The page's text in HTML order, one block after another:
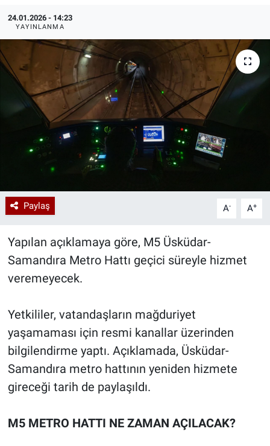
24.01.2026 - 14:23
YAYINLANMA
Paylaş A- A+
Yapılan açıklamaya göre, M5 Üsküdar-
Samandıra Metro Hattı geçici süreyle hizmet
veremeyecek.
Yetkililer, vatandaşların mağduriyet
yaşamaması için resmi kanallar üzerinden
bilgilendirme yaptı. Açıklamada, Üsküdar-
Samandıra metro hattının yeniden hizmete
gireceği tarih de paylaşıldı.
M5 METRO HATTI NE ZAMAN AÇILACAK?
Kadın
Erişim Bilgileri
Sağlık
Teknoloji
Ramazan